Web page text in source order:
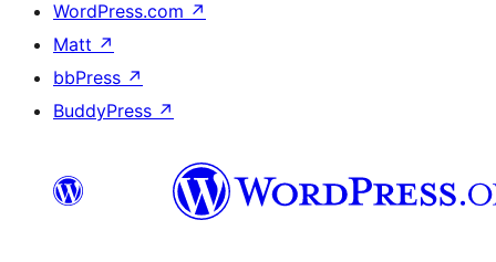
WordPress.com ↗
Matt ↗
bbPress ↗
BuddyPress ↗